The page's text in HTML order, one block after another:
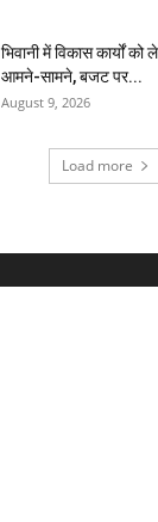
भिवानी में विकास कार्यों
आमने-सामने, बजट पर...
August 9, 2026
Load more